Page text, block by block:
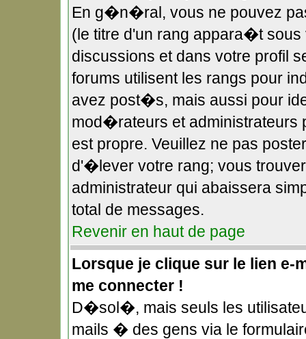
En g�n�ral, vous ne pouvez
(le titre d'un rang appara�t
discussions et dans votre profil
forums utilisent les rangs pour
avez post�s, mais aussi pour
mod�rateurs et administrateurs
est propre. Veuillez ne pas
d'�lever votre rang; vous
administrateur qui abaissera
total de messages.
Revenir en haut de page
Lorsque je clique sur le lien e-
me connecter !
D�sol�, mais seuls les
mails � des gens via le